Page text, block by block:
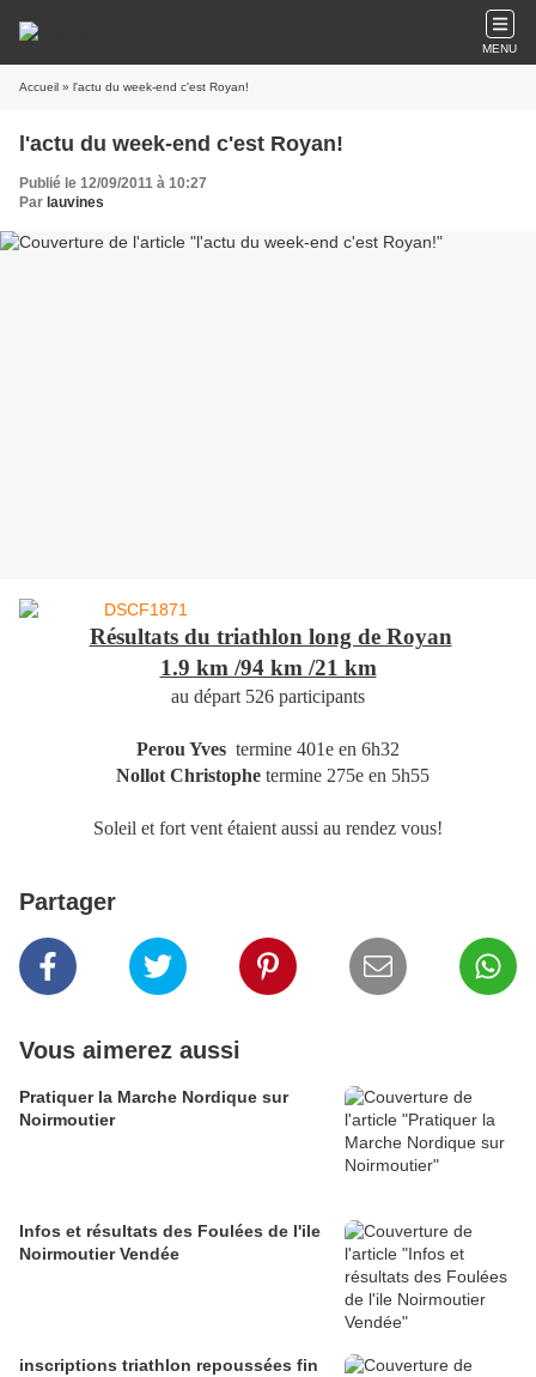
MENU
Accueil » l'actu du week-end c'est Royan!
l'actu du week-end c'est Royan!
Publié le 12/09/2011 à 10:27
Par lauvines
Résultats du triathlon long de Royan
1.9 km /94 km /21 km
au départ 526 participants
Perou Yves termine 401e en 6h32
Nollot Christophe termine 275e en 5h55
Soleil et fort vent étaient aussi au rendez vous!
Partager
Vous aimerez aussi
Pratiquer la Marche Nordique sur
Noirmoutier
Infos et résultats des Foulées de l'ile
Noirmoutier Vendée
inscriptions triathlon repoussées fin